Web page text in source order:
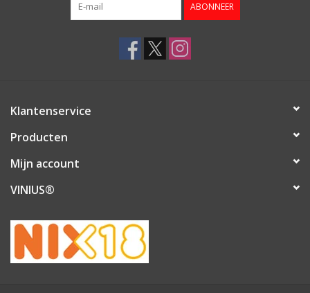
ABONNEER
Klantenservice
Producten
Mijn account
VINIUS®